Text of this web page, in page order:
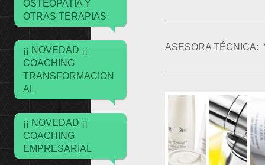
OSTEOPATIA Y
OTRAS TERAPIAS
¡¡ NOVEDAD ¡¡
COACHING
TRANSFORMACION
AL
¡¡ NOVEDAD ¡¡
COACHING
EMPRESARIAL
ASESORA TÉCNICA: